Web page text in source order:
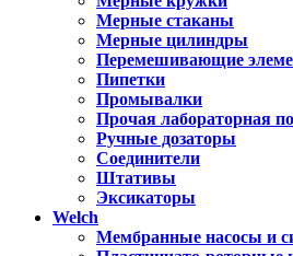
Мерные стаканы
Мерные цилиндры
Перемешивающие
Пипетки
Промывалки
Прочая лабораторная
Ручные дозаторы
Соединители
Штативы
Эксикаторы
Welch
Мембранные насосы и